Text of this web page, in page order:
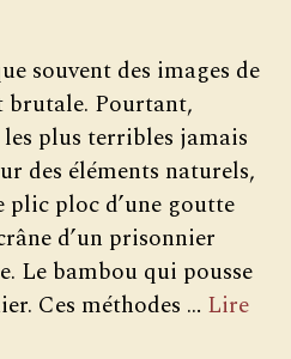
souvent des images de
brutale. Pourtant,
plus terribles jamais
des éléments naturels,
ploc d’une goutte
d’un prisonnier
Le bambou qui pousse
Ces méthodes … Lire